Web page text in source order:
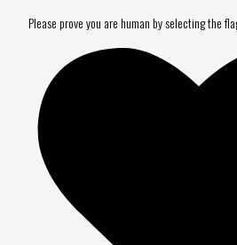
Please prove you are human by selecting the